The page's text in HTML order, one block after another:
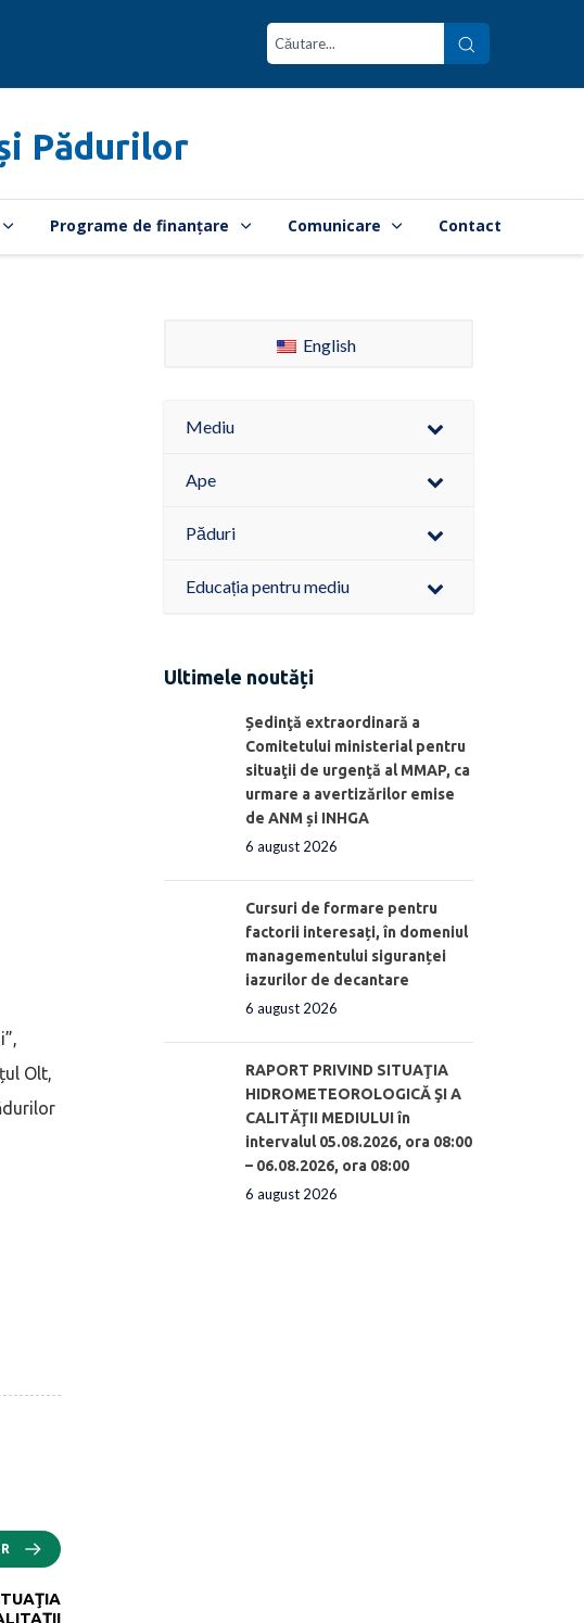
Pădurilor
Programe de finanțare Comunicare Contact
Olt,
English
Mediu
Ape
Păduri
Educația pentru mediu
Ultimele noutăți
Ședinţă extraordinară a
Comitetului ministerial pentru
situaţii de urgenţă al MMAP, ca
urmare a avertizărilor emise
de ANM și INHGA
6 august 2026
Cursuri de formare pentru
factorii interesați, în domeniul
managementului siguranței
iazurilor de decantare
6 august 2026
RAPORT PRIVIND SITUAŢIA
HIDROMETEOROLOGICĂ ŞI A
CALITĂŢII MEDIULUI în
intervalul 05.08.2026, ora 08:00
– 06.08.2026, ora 08:00
6 august 2026